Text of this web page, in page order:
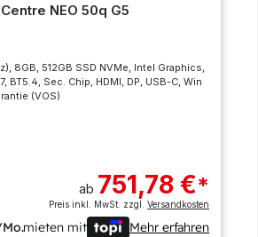
NEO 50q G5
8GB, 512GB SSD NVMe, Intel Graphics,
BT5.4, Sec. Chip, HDMI, DP, USB-C, Win
(VOS)
ab 751,78 €*
Preis inkl. MwSt. zzgl.Versandkosten
mieten mit Mehr erfahren